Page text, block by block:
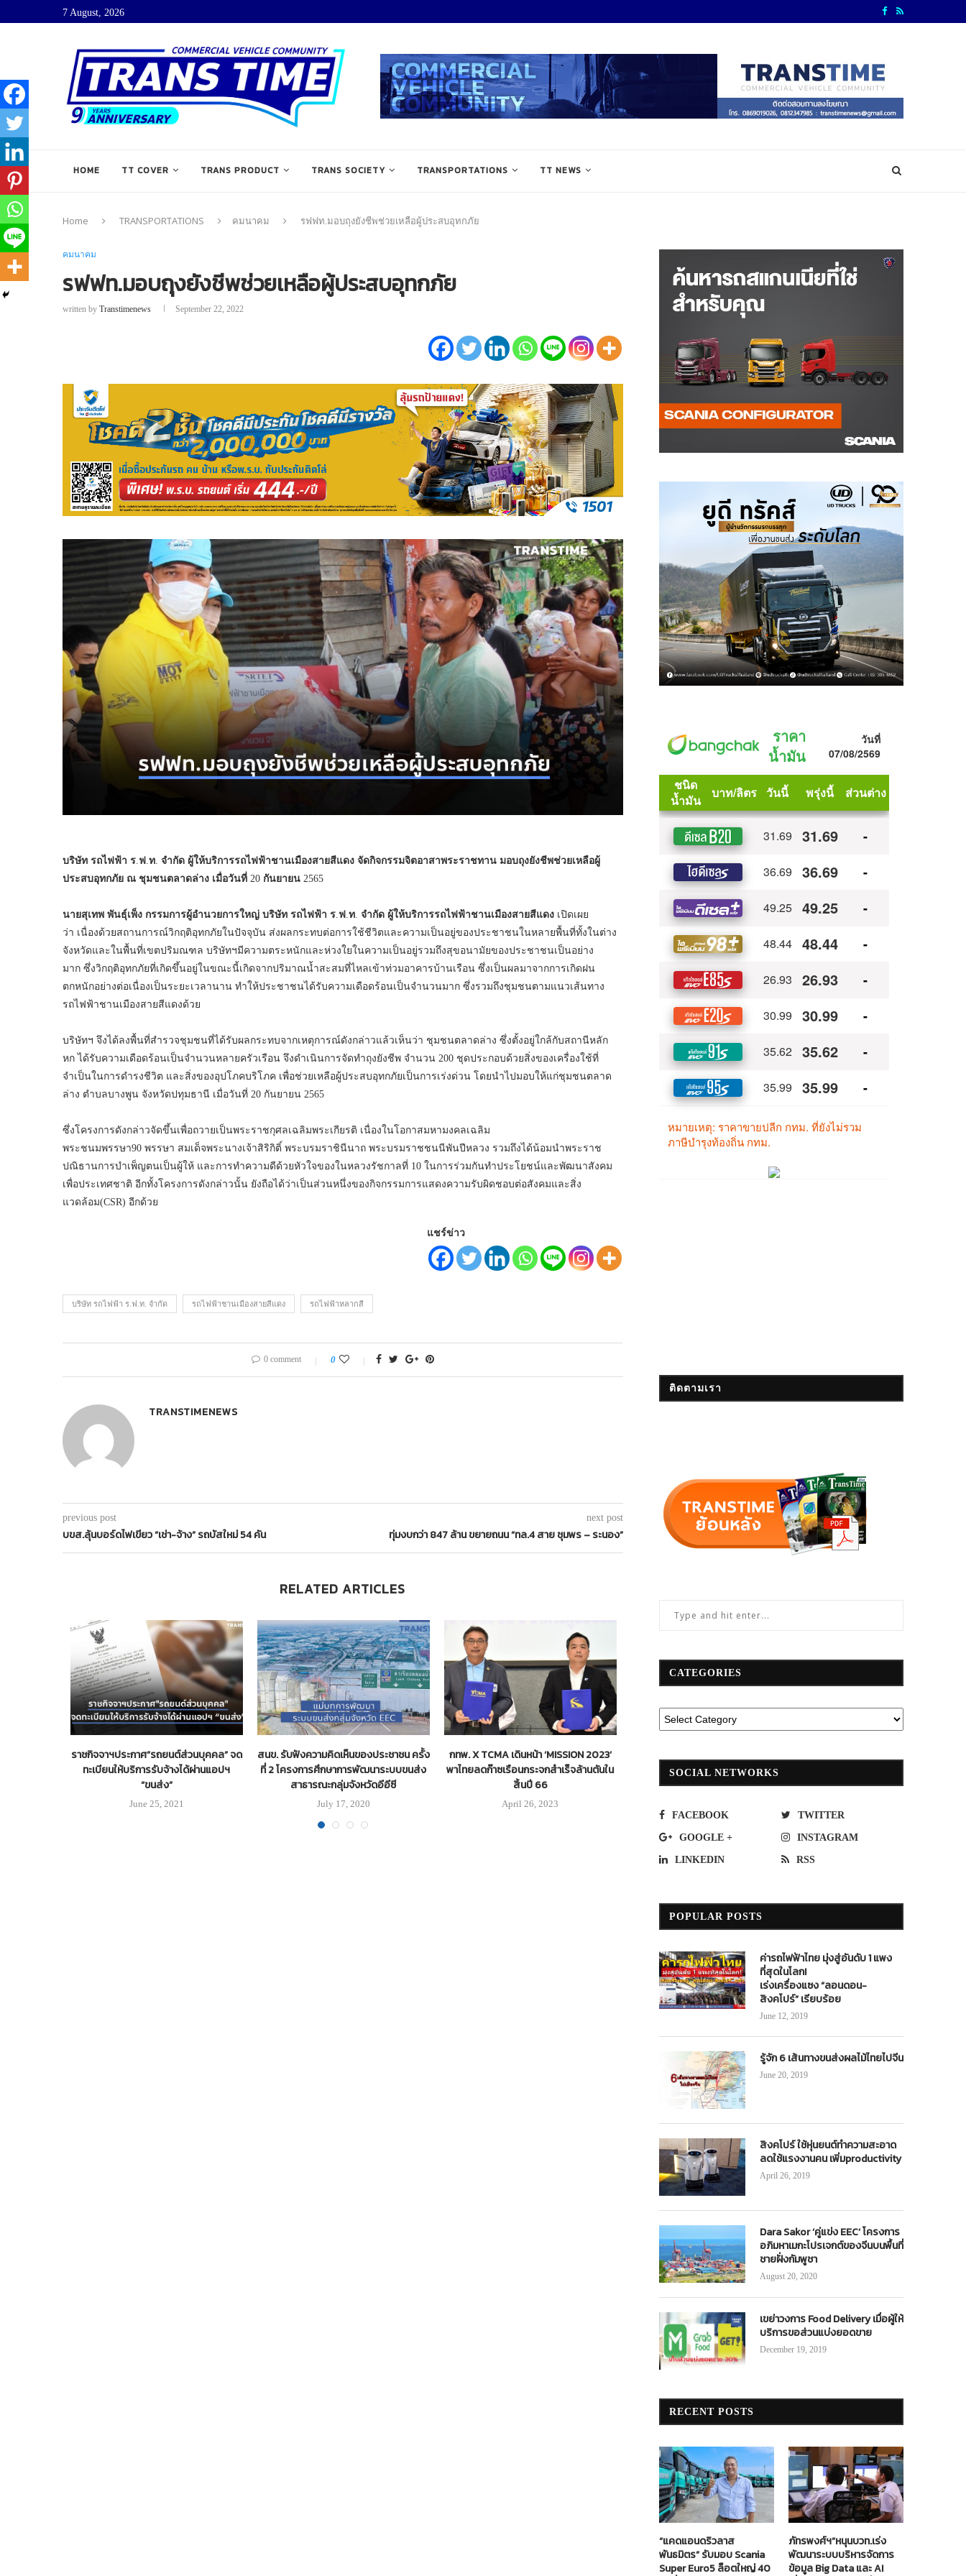
7 August, 2026
HOME TT COVER TRANS PRODUCT TRANS SOCIETY TRANSPORTATIONS TT NEWS
Home TRANSPORTATIONS คมนาคม รฟฟท.มอบถุงยังชีพช่วยเหลือผู้ประสบอุทกภัย
คมนาคม
รฟฟท.มอบถุงยังชีพช่วยเหลือผู้ประสบอุทกภัย
written by Transtimenews September 22, 2022
บริษัท รถไฟฟ้า ร ฟ ท จำกัด ผู้ให้บริการรถไฟฟ้าชานเมืองสายสีแดง จัดกิจกรรมจิตอาสาพระราชทาน มอบถุงยังชีพช่วยเหลือผู้
ประสบอุทกภัย ณ ชุมชนตลาดล่าง เมื่อวันที่ 20 กันยายน 2565
นายสุเทพ พันธุ์เพ็ง กรรมการผู้อำนวยการใหญ่ บริษัท รถไฟฟ้า ร ฟ ท จำกัด ผู้ให้บริการรถไฟฟ้าชานเมืองสายสีแดง เปิดเผย
ว่า เนื่องด้วยสถานการณ์วิกฤติอุทกภัยในปัจจุบัน ส่งผลกระทบต่อการใช้ชีวิตและความเป็นอยู่ของประชาชนในหลายพื้นที่ทั้งในต่าง
จังหวัดและในพื้นที่เขตปริมณฑล บริษัทฯมีความตระหนักและห่วงใยในความเป็นอยู่รวมถึงสุขอนามัยของประชาชนเป็นอย่าง
มาก ซึ่งวิกฤติอุทกภัยที่เกิดขึ้นอยู่ในขณะนี้เกิดจากปริมาณน้ำสะสมที่ไหลเข้าท่วมอาคารบ้านเรือน ซึ่งเป็นผลมาจากการเกิดฝน
ตกหนักอย่างต่อเนื่องเป็นระยะเวลานาน ทำให้ประชาชนได้รับความเดือดร้อนเป็นจำนวนมาก ซึ่งรวมถึงชุมชนตามแนวเส้นทาง
รถไฟฟ้าชานเมืองสายสีแดงด้วย
บริษัทฯ จึงได้ลงพื้นที่สำรวจชุมชนที่ได้รับผลกระทบจากเหตุการณ์ดังกล่าวแล้วเห็นว่า ชุมชนตลาดล่าง ซึ่งตั้งอยู่ใกล้กับสถานีหลัก
หก ได้รับความเดือดร้อนเป็นจำนวนหลายครัวเรือน จึงดำเนินการจัดทำถุงยังชีพ จำนวน 200 ชุดประกอบด้วยสิ่งของเครื่องใช้ที่
จำเป็นในการดำรงชีวิต และสิ่งของอุปโภคบริโภค เพื่อช่วยเหลือผู้ประสบอุทกภัยเป็นการเร่งด่วน โดยนำไปมอบให้แก่ชุมชนตลาด
ล่าง ตำบลบางพูน จังหวัดปทุมธานี เมื่อวันที่ 20 กันยายน 2565
ซึ่งโครงการดังกล่าวจัดขึ้นเพื่อถวายเป็นพระราชกุศลเฉลิมพระเกียรติ เนื่องในโอกาสมหามงคลเฉลิม
พระชนมพรรษา90 พรรษา สมเด็จพระนางเจ้าสิริกิติ์ พระบรมราชินีนาถ พระบรมราชชนนีพันปีหลวง รวมถึงได้น้อมนำพระราช
ปณิธานการบำเพ็ญตนเป็นผู้ให้ และการทำความดีด้วยหัวใจของในหลวงรัชกาลที่ 10 ในการร่วมกันทำประโยชน์และพัฒนาสังคม
เพื่อประเทศชาติ อีกทั้งโครงการดังกล่าวนั้น ยังถือได้ว่าเป็นส่วนหนึ่งของกิจกรรมการแสดงความรับผิดชอบต่อสังคมและสิ่ง
แวดล้อม(CSR) อีกด้วย
แชร์ข่าว
บริษัท รถไฟฟ้า ร.ฟ.ท. จำกัด รถไฟฟ้าชานเมืองสายสีแดง รถไฟฟ้าหลากสี
0 comment 0
TRANSTIMENEWS
previous post
บขส.ลุ้นบอร์ดไฟเขียว “เช่า-จ้าง” รถบัสใหม่ 54 คัน
next post
ทุ่มงบกว่า 847 ล้าน ขยายถนน “ทล.4 สาย ชุมพร – ระนอง”
RELATED ARTICLES
ราชกิจจาฯประกาศ”รถยนต์ส่วนบุคคล” จด
ทะเบียนให้บริการรับจ้างได้ผ่านแอปฯ
“ขนส่ง”
June 25, 2021
สนข. รับฟังความคิดเห็นของประชาชน ครั้ง
ที่ 2 โครงการศึกษาการพัฒนาระบบขนส่ง
สาธารณะกลุ่มจังหวัดอีอีซี
July 17, 2020
กทพ. X TCMA เดินหน้า ‘MISSION 2023’
พาไทยลดก๊าซเรือนกระจกสำเร็จล้านตันใน
สิ้นปี 66
April 26, 2023
December 16, 2019
August 29, 2020
ติดตามเรา
CATEGORIES
SOCIAL NETWORKS
FACEBOOK TWITTER
GOOGLE + INSTAGRAM
LINKEDIN RSS
POPULAR POSTS
ค่ารถไฟฟ้าไทย มุ่งสู่อันดับ 1 แพง
ที่สุดในโลก!
เร่งเครื่องแซง “ลอนดอน-
สิงคโปร์” เรียบร้อย
June 12, 2019
รู้จัก 6 เส้นทางขนส่งผลไม้ไทยไปจีน
June 20, 2019
สิงคโปร์ ใช้หุ่นยนต์ทำความสะอาด
ลดใช้แรงงานคน เพิ่มproductivity
April 26, 2019
Dara Sakor ‘คู่แข่ง EEC’ โครงการ
อภิมหาเมกะโปรเจกต์ของจีนบนพื้นที่
ชายฝั่งกัมพูชา
August 20, 2020
เขย่าวงการ Food Delivery เมื่อผู้ให้
บริการขอส่วนแบ่งยอดขาย
December 19, 2019
RECENT POSTS
“แคดแอนดริวลาส
พันธมิตร” รับมอบ Scania
Super Euro5 ล็อตใหญ่ 40
ภัทรพงศ์ฯ”หนุนบวท.เร่ง
พัฒนาระบบบริหารจัดการ
ข้อมูล Big Data และ AI